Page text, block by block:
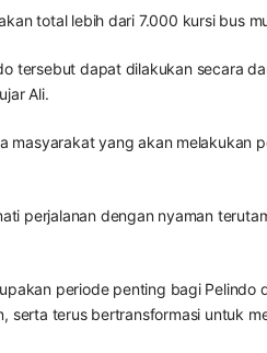
total lebih dari 7.000 kursi bus
tersebut dapat dilakukan secara
Ali.
masyarakat yang akan melakukan
perjalanan dengan nyaman
periode penting bagi
serta terus bertransformasi untuk